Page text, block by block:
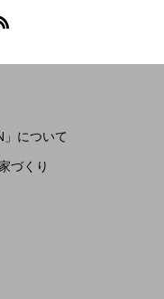
」について
づくり